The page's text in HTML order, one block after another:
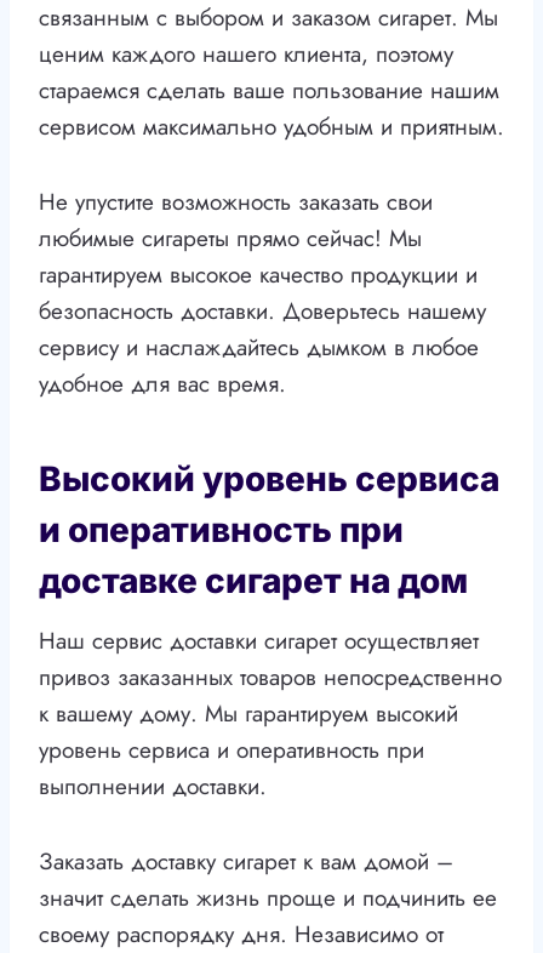
связанным с выбором и заказом сигарет. Мы
ценим каждого нашего клиента, поэтому
стараемся сделать ваше пользование нашим
сервисом максимально удобным и приятным.
Не упустите возможность заказать свои
любимые сигареты прямо сейчас! Мы
гарантируем высокое качество продукции и
безопасность доставки. Доверьтесь нашему
сервису и наслаждайтесь дымком в любое
удобное для вас время.
Высокий уровень сервиса
и оперативность при
доставке сигарет на дом
Наш сервис доставки сигарет осуществляет
привоз заказанных товаров непосредственно
к вашему дому. Мы гарантируем высокий
уровень сервиса и оперативность при
выполнении доставки.
Заказать доставку сигарет к вам домой –
значит сделать жизнь проще и подчинить ее
своему распорядку дня. Независимо от